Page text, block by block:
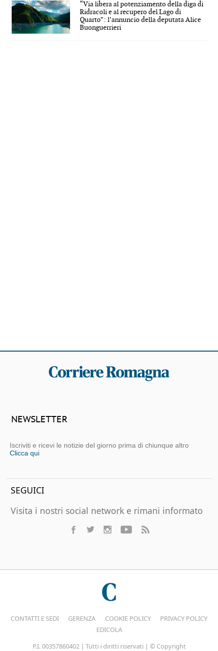
“Via libera al potenziamento della diga di
Ridracoli e al recupero del Lago di
Quarto”: l’annuncio della deputata Alice
Buonguerrieri
NEWSLETTER
Iscriviti e ricevi le notizie del giorno prima di chiunque altro
Clicca qui
SEGUICI
Visita i nostri social network e rimani informato
CONTATTI E SEDI GERENZA COOKIE POLICY
PRIVACY POLICY
EDICOLA
P.I. 00357860402 | Tutti i diritti riservati | © Copyright